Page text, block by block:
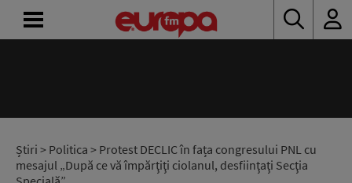
Știri > Politica > Protest DECLIC în fața congresului PNL cu
mesajul „După ce vă împărţiţi ciolanul, desfiinţaţi Secţia
RADIO